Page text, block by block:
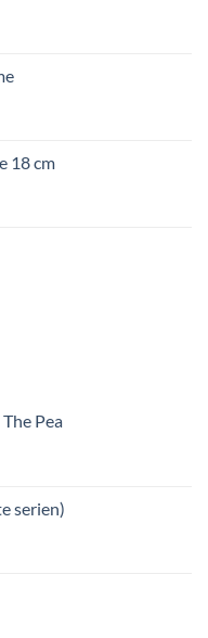
18 cm
Pea
serien)